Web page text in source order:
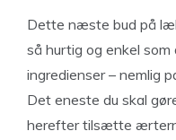
Dette næste bud på
så hurtig og enkel
ingredienser – nemlig
Det eneste du skal
herefter tilsætte